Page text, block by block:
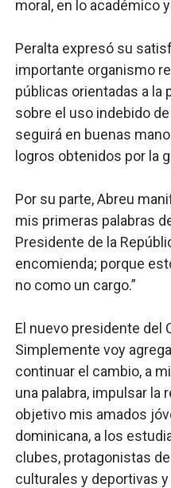
moral, en lo académico
Peralta expresó su
importante organismo
públicas orientadas a la
sobre el uso indebido
seguirá en buenas
logros obtenidos por la
Por su parte, Abreu
mis primeras palabras
Presidente de la
encomienda; porque
no como un cargo.”
El nuevo presidente del
Simplemente voy
continuar el cambio, a
una palabra, impulsar la
objetivo mis amados
dominicana, a los
clubes, protagonistas
culturales y deportivas